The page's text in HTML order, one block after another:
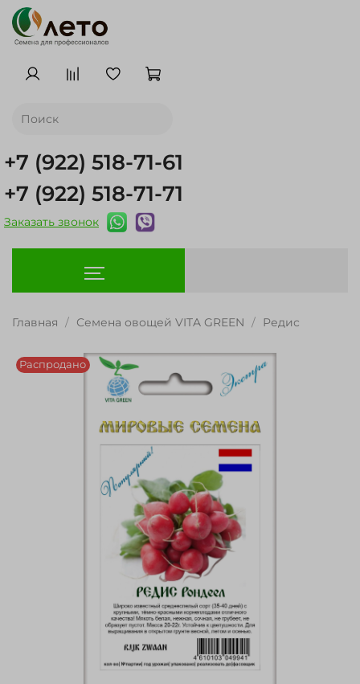
+7 (922) 518-71-61
+7 (922) 518-71-71
Заказать звонок
Главная Семена овощей VITA GREEN Редис
Распродано